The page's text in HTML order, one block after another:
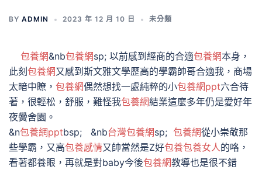
BY ADMIN 2023 年 12 月 10 日 未分類
包養網&nb包養網sp; 以前感到經商的合適包養網本身，
此刻 包養網又感到斯文雅文學歷高的學霸帥哥合適我，商場
太暗中瞭， 包養網偶然想找一處純粹的小包養網ppt六合待
著，很輕松，舒服，難怪我包養網結業這麼多年仍是愛好年
夜黌舍園。
&n包養網pptbsp; &nb台灣包養網sp; 包養網從小崇敬那
些學霸，又高包養感情又帥當然是Z好包養包養女人的咯，
看著都養眼，再就是對baby今後包養網教導也是很不錯